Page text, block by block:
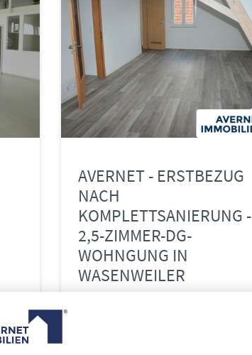
AVERNET - ERSTBEZUG
NACH
KOMPLETTSANIERUNG -
2,5-ZIMMER-DG-
WOHNGUNG IN
WASENWEILER